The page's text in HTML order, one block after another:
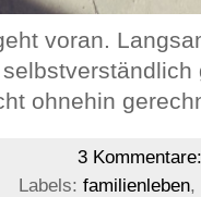
voran.
ohnehin
3
Labels:familienleben,